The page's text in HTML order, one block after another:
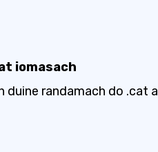
iomasach
duine randamach do .cat a